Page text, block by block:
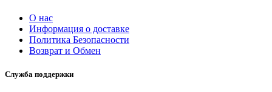
О нас
Информация о доставке
Политика Безопасности
Возврат и Обмен
Служба поддержки